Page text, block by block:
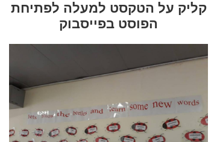
קליק על הטקסט למעלה לפתיחת
הפוסט בפייסבוק